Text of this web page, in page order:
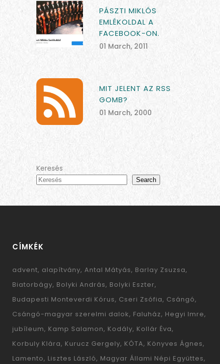
PÁSZTI MIKLÓS
EMLÉKOLDAL A
FACEBOOK-ON.
01 March, 2011
MIT JELENT AZ RSS
GOMB?
01 March, 2000
Keresés
Search
CÍMKÉK
advent alapítvány Antal Mátyás Barlay Zsuzsa
Biatorbágy Bolyki András Bolyki Eszter
Budapesti Monteverdi Kórus Cseri Zsófia Csángó
Csángó-magyar szerelmi dalok Faluház Hegyi Imre
jubíleum Kamp Salamon Kodály Kollár Éva
Korbuly Klára Kurucz Gergely KÓTA Könyves Ágnes
Lamento Lisztes László Magyar Állami Népi Együttes